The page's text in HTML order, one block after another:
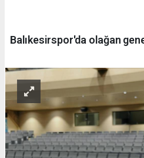
Balıkesirspor'da olağan